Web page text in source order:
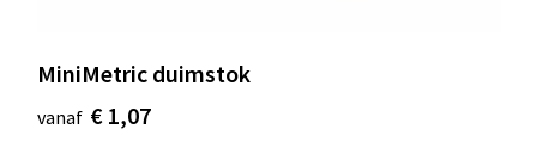
MiniMetric duimstok
vanaf € 1,07